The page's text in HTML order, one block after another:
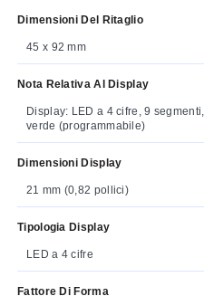
Dimensioni Del Ritaglio
45 x 92 mm
Nota Relativa Al Display
Display: LED a 4 cifre, 9
verde (programmabile)
Dimensioni Display
21 mm (0,82 pollici)
Tipologia Display
LED a 4 cifre
Fattore Di Forma